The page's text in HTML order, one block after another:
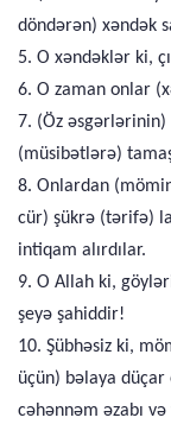
döndərən) xəndək
5. O xəndəklər ki,
6. O zaman onlar
7. (Öz
(müsibətlərə)
8. Onlardan
cür) şükrə (tərifə)
intiqam alırdılar.
9. O Allah ki,
şeyə şahiddir!
10. Şübhəsiz ki,
üçün) bəlaya
cəhənnəm əzabı və